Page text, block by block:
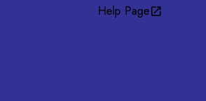
Help Page